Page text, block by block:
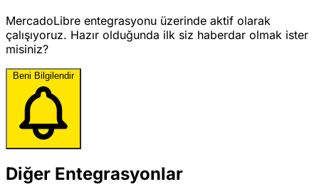
MercadoLibre entegrasyonu üzerinde aktif olarak
çalışıyoruz. Hazır olduğunda ilk siz haberdar olmak ister
misiniz?
Beni Bilgilendir
Diğer Entegrasyonlar